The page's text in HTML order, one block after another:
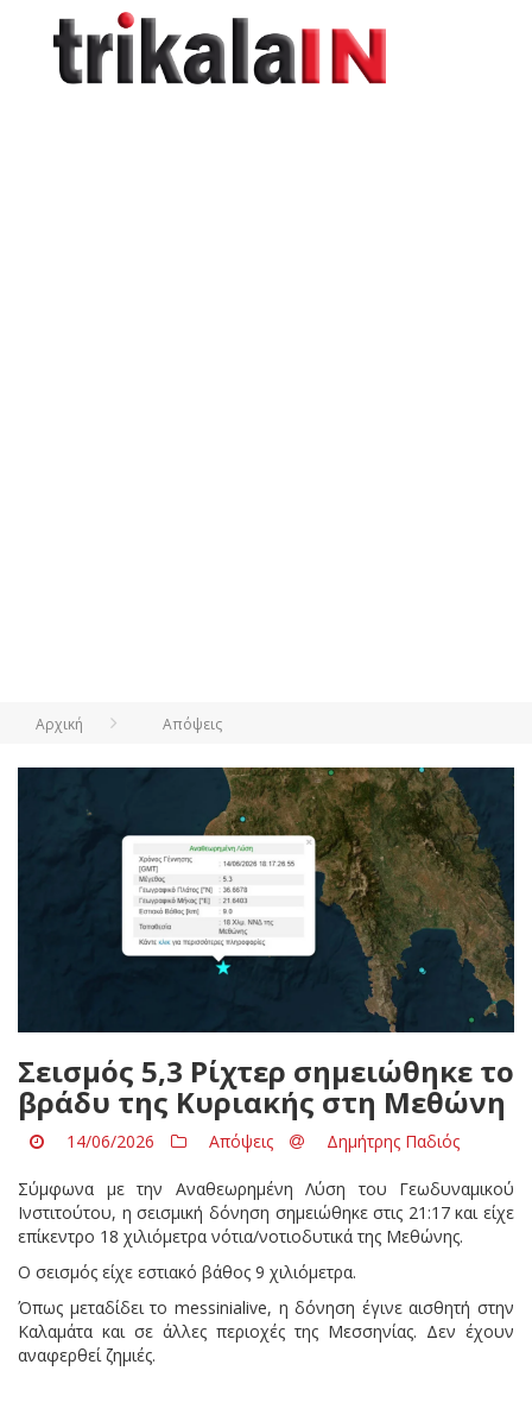
Αρχική Απόψεις
Σεισμός 5,3 Ρίχτερ σημειώθηκε το
βράδυ της Κυριακής στη Μεθώνη
14/06/2026 Απόψεις Δημήτρης Παδιός
Σύμφωνα με την Αναθεωρημένη Λύση του Γεωδυναμικού
Ινστιτούτου, η σεισμική δόνηση σημειώθηκε στις 21:17 και είχε
επίκεντρο 18 χιλιόμετρα νότια/νοτιοδυτικά της Μεθώνης.
Ο σεισμός είχε εστιακό βάθος 9 χιλιόμετρα.
Όπως μεταδίδει το messinialive, η δόνηση έγινε αισθητή στην
Καλαμάτα και σε άλλες περιοχές της Μεσσηνίας. Δεν έχουν
αναφερθεί ζημιές.